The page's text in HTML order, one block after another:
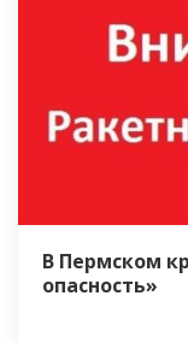
В Пермском
опасность»